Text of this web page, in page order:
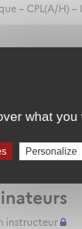
what you
Personalize
– CPL(A/H) –
- BPL -
ou du
- BIR
instructeur